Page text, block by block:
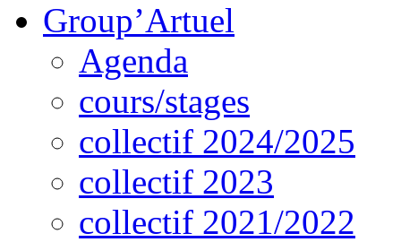
Group’Artuel
Agenda
cours/stages
collectif 2024/2025
collectif 2023
collectif 2021/2022